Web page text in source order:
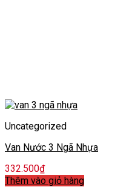
Uncategorized
Van Nước 3 Ngã Nhựa
332.500₫
Thêm vào giỏ hàng